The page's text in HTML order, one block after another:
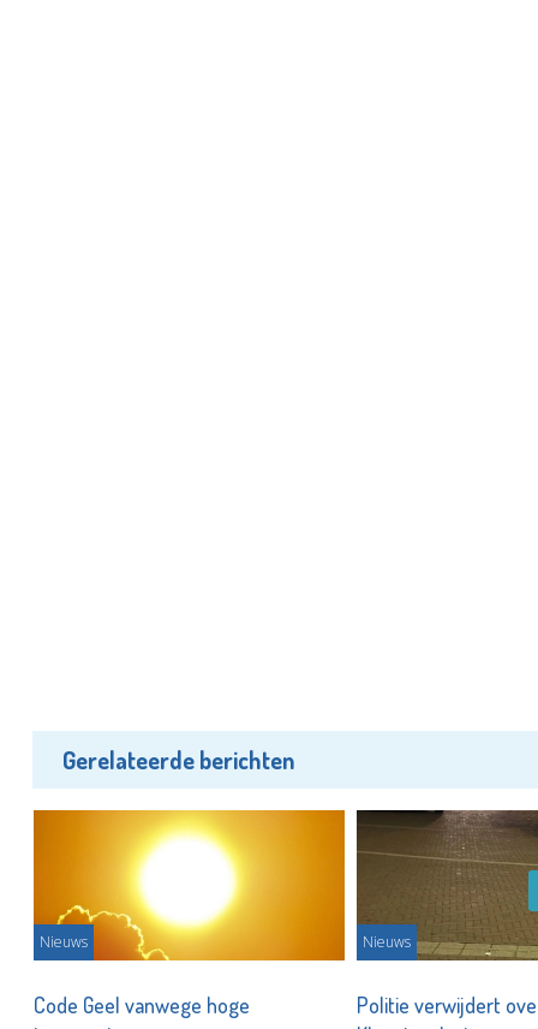
Gerelateerde berichten
Nieuws
Code Geel vanwege hoge
Nieuws
Politie verwijdert